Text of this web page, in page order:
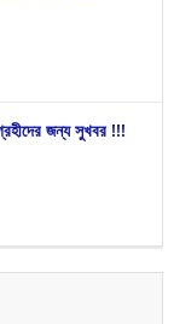
জন্য সুখবর !!!